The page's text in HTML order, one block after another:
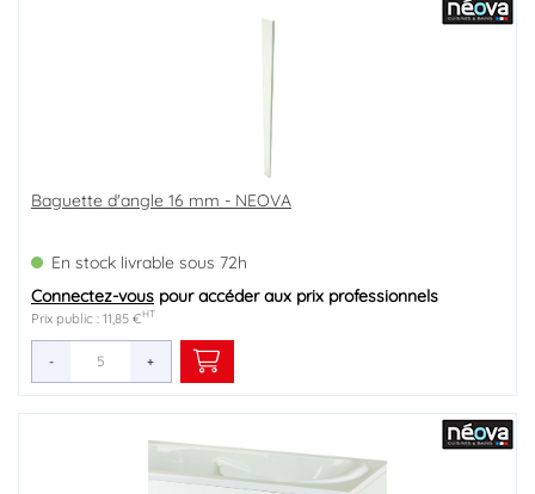
Baguette d'angle 16 mm - NEOVA
En stock livrable sous 72h
Connectez-vous pour accéder aux prix professionnels
Prix public : 11,85 €HT
- +